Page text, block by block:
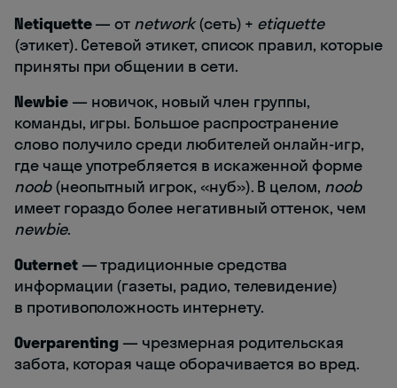
Netiquette— от network(сеть) + etiquette
(этикет). Сетевой этикет, список правил, которые
приняты при общении в сети.
Newbie— новичок, новый член группы,
команды, игры. Большое распространение
слово получило среди любителей онлайн-игр,
где чаще употребляется в искаженной форме
noob(неопытный игрок, «нуб»). В целом, noob
имеет гораздо более негативный оттенок, чем
newbie.
Outernet— традиционные средства
информации (газеты, радио, телевидение)
в противоположность интернету.
Overparenting — чрезмерная родительская
забота, которая чаще оборачивается во вред.